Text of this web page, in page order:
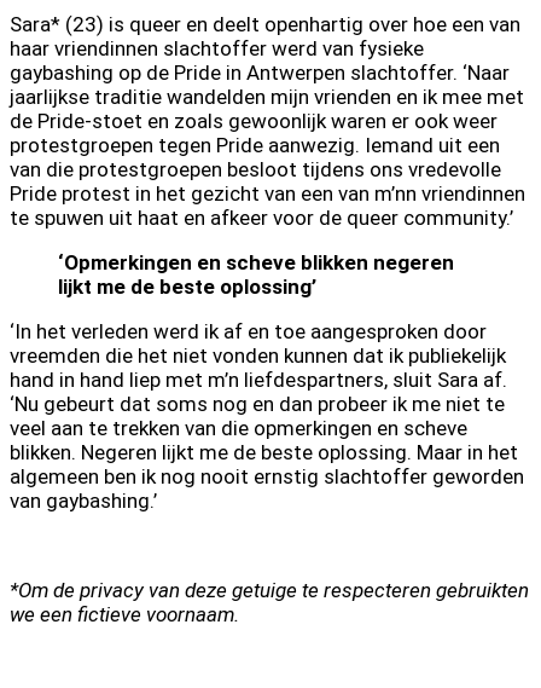
Sara* (23) is queer en deelt openhartig over hoe een van
haar vriendinnen slachtoffer werd van fysieke
gaybashing op de Pride in Antwerpen slachtoffer. ‘Naar
jaarlijkse traditie wandelden mijn vrienden en ik mee met
de Pride-stoet en zoals gewoonlijk waren er ook weer
protestgroepen tegen Pride aanwezig. Iemand uit een
van die protestgroepen besloot tijdens ons vredevolle
Pride protest in het gezicht van een van m’nn vriendinnen
te spuwen uit haat en afkeer voor de queer community.’
‘Opmerkingen en scheve blikken negeren
lijkt me de beste oplossing’
‘In het verleden werd ik af en toe aangesproken door
vreemden die het niet vonden kunnen dat ik publiekelijk
hand in hand liep met m’n liefdespartners, sluit Sara af.
‘Nu gebeurt dat soms nog en dan probeer ik me niet te
veel aan te trekken van die opmerkingen en scheve
blikken. Negeren lijkt me de beste oplossing. Maar in het
algemeen ben ik nog nooit ernstig slachtoffer geworden
van gaybashing.’
*Om de privacy van deze getuige te respecteren gebruikten
we een fictieve voornaam.